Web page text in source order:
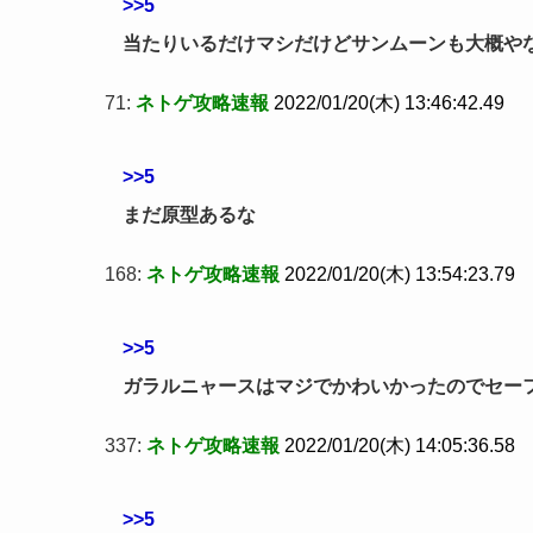
>>5
当たりいるだけマシだけどサンムーンも大概や
71: ネトゲ攻略速報 2022/01/20(木) 13:46:42.49
>>5
まだ原型あるな
168: ネトゲ攻略速報 2022/01/20(木) 13:54:23.79
>>5
ガラルニャースはマジでかわいかったのでセー
337: ネトゲ攻略速報 2022/01/20(木) 14:05:36.58
>>5